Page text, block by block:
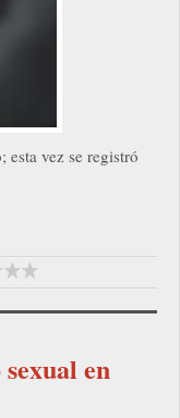
vez se registró
en